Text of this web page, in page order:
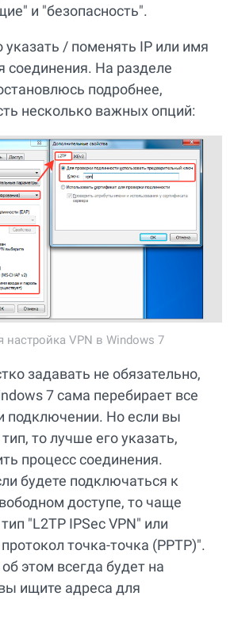
и "безопасность".
/ поменять IP или имя
соединения. На разделе
подробнее,
несколько важных опций:
настройка VPN в Windows 7
задавать не обязательно,
7 сама перебирает все
подключении. Но если вы
то лучше его указать,
процесс соединения.
будете подключаться к
доступе, то чаще
"L2TP IPSec VPN" или
точка-точка (PPTP)".
этом всегда будет на
ищите адреса для